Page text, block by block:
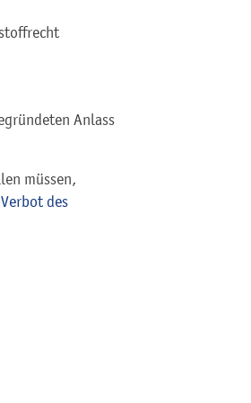
Anlass
müssen,
des